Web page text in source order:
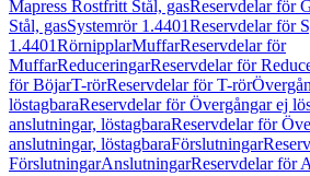
Mapress Rostfritt Stål, gasReservdelar för
Stål, gasSystemrör 1.4401Reservdelar för
1.4401RörnipplarMuffarReservdelar för
MuffarReduceringarReservdelar för
för BöjarT-rörReservdelar för T-rör
löstagbaraReservdelar för Övergångar ej
anslutningar, löstagbaraReservdelar för
anslutningar, löstagbaraFörslutningar
FörslutningarAnslutningarReservdelar för